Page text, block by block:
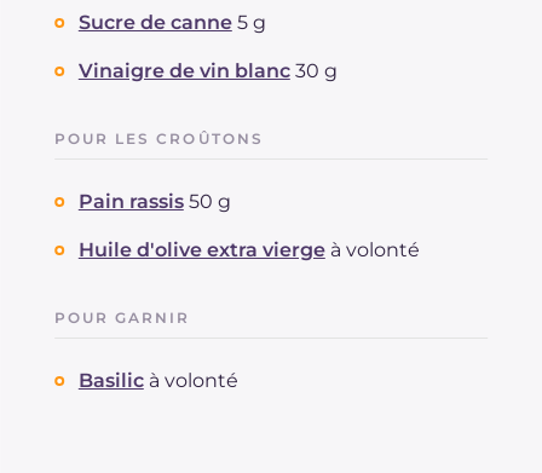
Sucre de canne 5 g
Vinaigre de vin blanc 30 g
POUR LES CROÛTONS
Pain rassis 50 g
Huile d'olive extra vierge à volonté
POUR GARNIR
Basilic à volonté